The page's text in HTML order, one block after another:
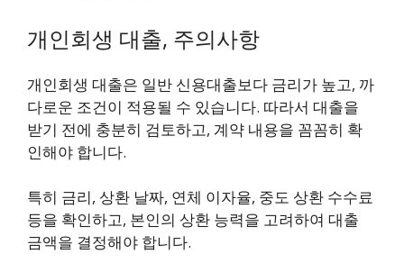
개인회생 대출, 주의사항
개인회생 대출은 일반 신용대출보다 금리가 높고, 까
다로운 조건이 적용될 수 있습니다. 따라서 대출을
받기 전에 충분히 검토하고, 계약 내용을 꼼꼼히 확
인해야 합니다.
특히 금리, 상환 날짜, 연체 이자율, 중도 상환 수수료
등을 확인하고, 본인의 상환 능력을 고려하여 대출
금액을 결정해야 합니다.